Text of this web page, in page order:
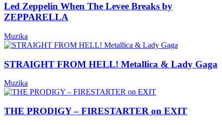
Led Zeppelin When The Levee Breaks by
ZEPPARELLA
Muzika
STRAIGHT FROM HELL! Metallica & Lady Gaga
Muzika
THE PRODIGY – FIRESTARTER on EXIT